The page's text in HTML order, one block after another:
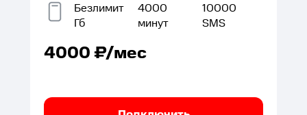
Безлимит
Гб
4000
минут
10000
SMS
4000₽/мес